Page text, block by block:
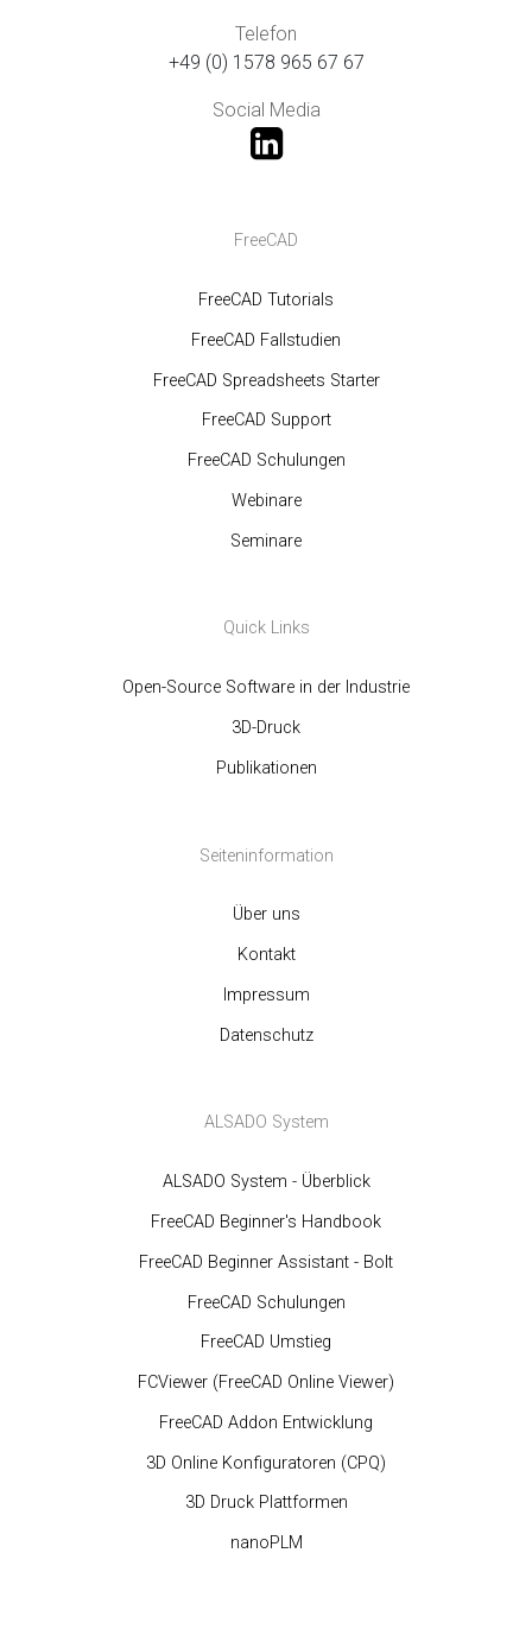
Telefon
+49 (0) 1578 965 67 67
Social Media
FreeCAD
FreeCAD Tutorials
FreeCAD Fallstudien
FreeCAD Spreadsheets Starter
FreeCAD Support
FreeCAD Schulungen
Webinare
Seminare
Quick Links
Open-Source Software in der Industrie
3D-Druck
Publikationen
Seiteninformation
Über uns
Kontakt
Impressum
Datenschutz
ALSADO System
ALSADO System - Überblick
FreeCAD Beginner's Handbook
FreeCAD Beginner Assistant - Bolt
FreeCAD Schulungen
FreeCAD Umstieg
FCViewer (FreeCAD Online Viewer)
FreeCAD Addon Entwicklung
3D Online Konfiguratoren (CPQ)
3D Druck Plattformen
nanoPLM